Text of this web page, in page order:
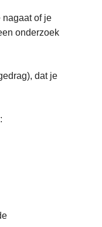
nagaat of je
onderzoek
dat je